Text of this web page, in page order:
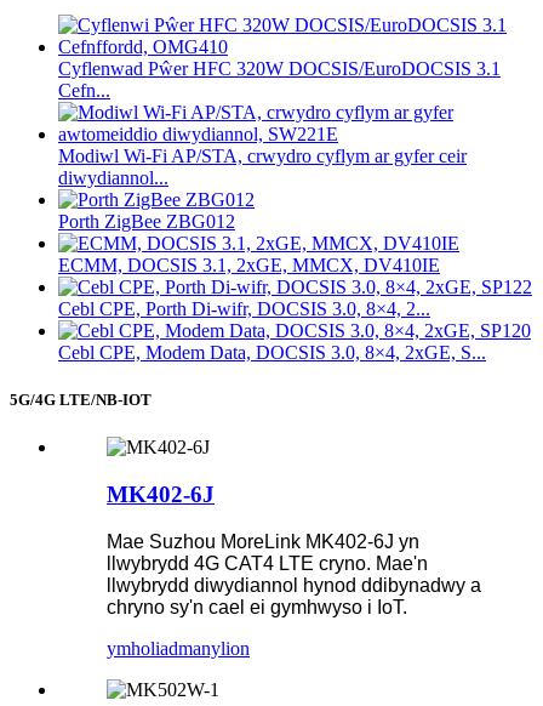
Cyflenwad Pŵer HFC 320W DOCSIS/EuroDOCSIS 3.1
Cefn...
Modiwl Wi-Fi AP/STA, crwydro cyflym ar gyfer ceir
diwydiannol...
Porth ZigBee ZBG012
ECMM, DOCSIS 3.1, 2xGE, MMCX, DV410IE
Cebl CPE, Porth Di-wifr, DOCSIS 3.0, 8×4, 2...
Cebl CPE, Modem Data, DOCSIS 3.0, 8×4, 2xGE, S...
5G/4G LTE/NB-IOT
MK402-6J
Mae Suzhou MoreLink MK402-6J yn
llwybrydd 4G CAT4 LTE cryno. Mae'n
llwybrydd diwydiannol hynod ddibynadwy a
chryno sy'n cael ei gymhwyso i IoT.
ymholiadmanylion